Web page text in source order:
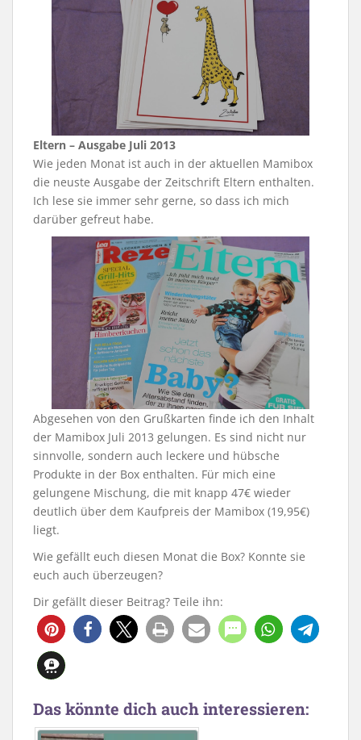
Eltern – Ausgabe Juli 2013
Wie jeden Monat ist auch in der aktuellen Mamibox
die neuste Ausgabe der Zeitschrift Eltern enthalten.
Ich lese sie immer sehr gerne, so dass ich mich
darüber gefreut habe.
Abgesehen von den Grußkarten finde ich den Inhalt
der Mamibox Juli 2013 gelungen. Es sind nicht nur
sinnvolle, sondern auch leckere und hübsche
Produkte in der Box enthalten. Für mich eine
gelungene Mischung, die mit knapp 47€ wieder
deutlich über dem Kaufpreis der Mamibox (19,95€)
liegt.
Wie gefällt euch diesen Monat die Box? Konnte sie
euch auch überzeugen?
Dir gefällt dieser Beitrag? Teile ihn:
Das könnte dich auch interessieren: